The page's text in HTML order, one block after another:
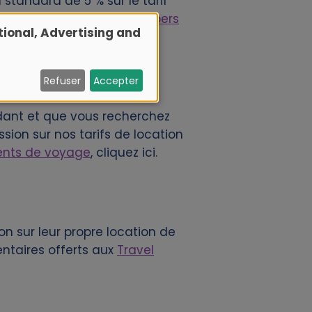
réservés auxMembers
et que vous recherchez
sur nos tarifs de location
de voyage, cliquez ici.
sur leur propre location de
offerts aux Travel
Advertising and
Refuser Accepter